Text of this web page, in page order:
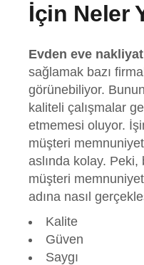
İçin Neler
Evden eve
sağlamak bazı
görünebiliyor.
kaliteli çalışmalar
etmemesi oluyor.
müşteri
aslında kolay.
müşteri
adına nasıl
Kalite
Güven
Saygı